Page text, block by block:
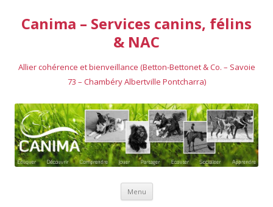
Canima – Services canins, félins
& NAC
Allier cohérence et bienveillance (Betton-Bettonet & Co. – Savoie
73 – Chambéry Albertville Pontcharra)
Menu Aller au contenu